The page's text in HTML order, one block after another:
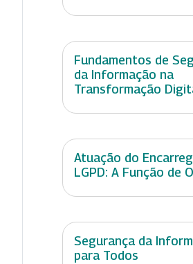
Fundamentos de
da Informação na
Transformação
Atuação do
LGPD: A Função de
Segurança da
para Todos